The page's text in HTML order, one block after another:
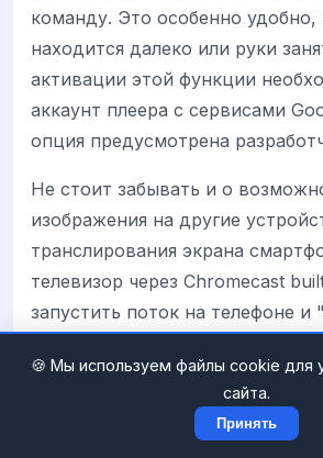
команду. Это особенно удобно,
находится далеко или руки
активации этой функции
аккаунт плеера с сервисами
опция предусмотрена
Не стоит забывать и о
изображения на другие
транслирования экрана
телевизор через Chromecast
запустить поток на телефоне и
как монитор. Это расширяет
использования, позволяя
приложений, которые не имеют
🍪 Мы используем файлы cookie для
сайта.
Принять